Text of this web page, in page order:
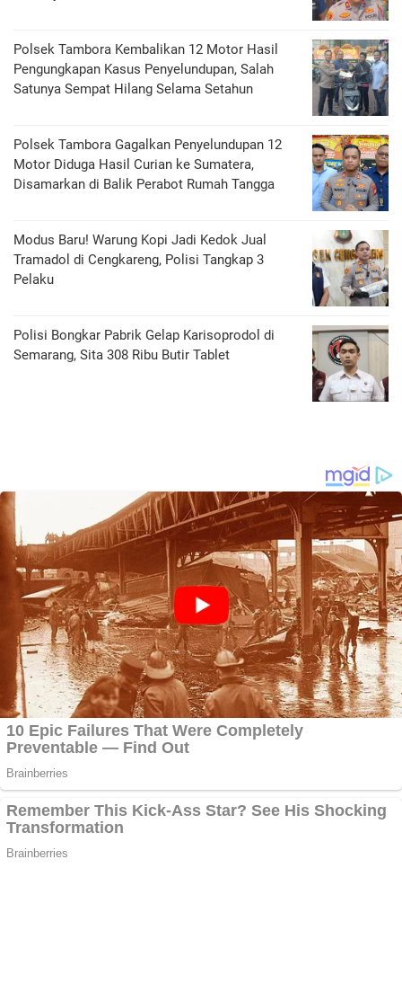
Polsek Tambora Kembalikan 12 Motor Hasil
Pengungkapan Kasus Penyelundupan, Salah
Satunya Sempat Hilang Selama Setahun
Polsek Tambora Gagalkan Penyelundupan 12
Motor Diduga Hasil Curian ke Sumatera,
Disamarkan di Balik Perabot Rumah Tangga
Modus Baru! Warung Kopi Jadi Kedok Jual
Tramadol di Cengkareng, Polisi Tangkap 3
Pelaku
Polisi Bongkar Pabrik Gelap Karisoprodol di
Semarang, Sita 308 Ribu Butir Tablet